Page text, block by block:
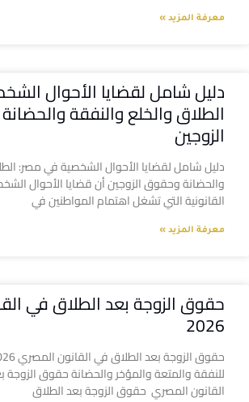
معرفة المزيد »
دليل شامل لقضايا الأحوال
الطلاق والخلع والنفقة
الزوجين
دليل شامل لقضايا الأحوال الشخصية في مصر:
والحضانة وحقوق الزوجين أن قضايا الأحوال
القانونية التي تشغل اهتمام المواطنين في
معرفة المزيد »
حقوق الزوجة بعد الطلاق في
2026
للنفقة والمتعة والمؤخر والحضانة حقوق الزوجة
القانون المصري حقوق الزوجة بعد الطلاق